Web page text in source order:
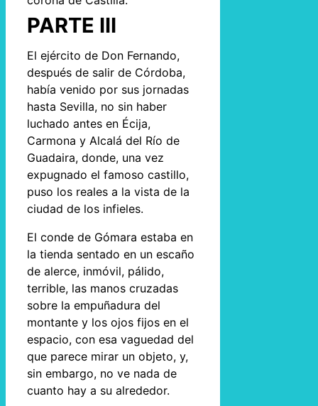
PARTE III
El ejército de Don Fernando,
después de salir de Córdoba,
había venido por sus jornadas
hasta Sevilla, no sin haber
luchado antes en Écija,
Carmona y Alcalá del Río de
Guadaira, donde, una vez
expugnado el famoso castillo,
puso los reales a la vista de la
ciudad de los infieles.
El conde de Gómara estaba en
la tienda sentado en un escaño
de alerce, inmóvil, pálido,
terrible, las manos cruzadas
sobre la empuñadura del
montante y los ojos fijos en el
espacio, con esa vaguedad del
que parece mirar un objeto, y,
sin embargo, no ve nada de
cuanto hay a su alrededor.